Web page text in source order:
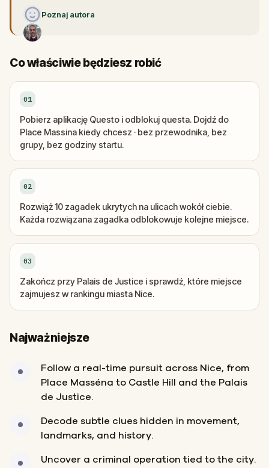
Poznaj autora
Co właściwie będziesz robić
01
Pobierz aplikację Questo i odblokuj questa. Dojdź do
Place Massina kiedy chcesz · bez przewodnika, bez
grupy, bez godziny startu.
02
Rozwiąż 10 zagadek ukrytych na ulicach wokół ciebie.
Każda rozwiązana zagadka odblokowuje kolejne miejsce.
03
Zakończ przy Palais de Justice i sprawdź, które miejsce
zajmujesz w rankingu miasta Nice.
Najważniejsze
Follow a real-time pursuit across Nice, from
Place Masséna to Castle Hill and the Palais
de Justice.
Decode subtle clues hidden in movement,
landmarks, and history.
Uncover a criminal operation tied to the city.